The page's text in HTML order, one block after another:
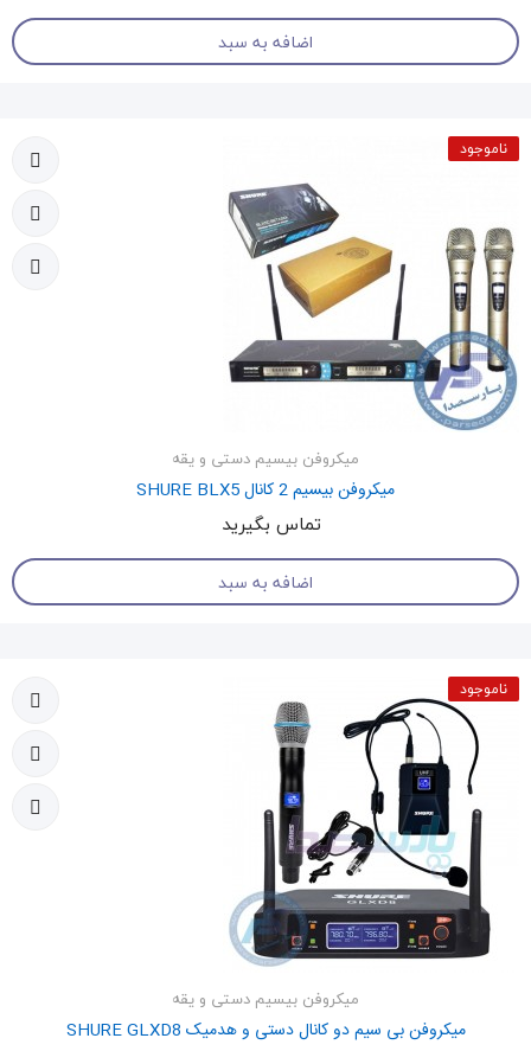
اضافه به سبد
ناموجود
میکروفن بیسیم دستی و یقه
میکروفن بیسیم 2 کانال SHURE BLX5
تماس بگیرید
اضافه به سبد
ناموجود
میکروفن بیسیم دستی و یقه
میکروفن بی سیم دو کانال دستی و هدمیک SHURE GLXD8